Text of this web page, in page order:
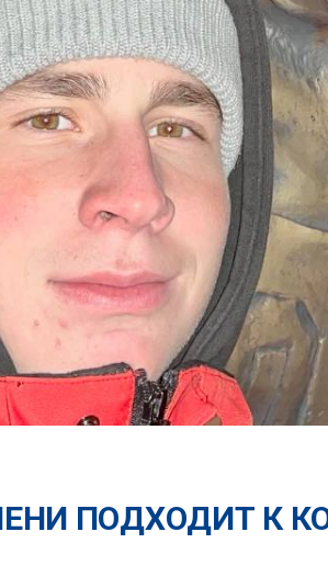
ПОДХОДИТ К